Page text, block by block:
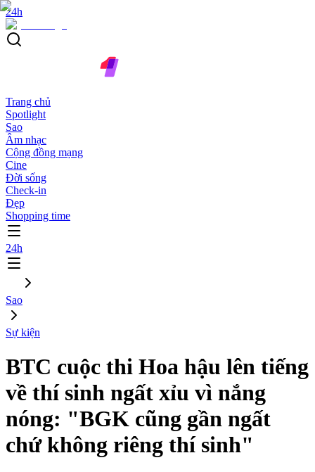
24h
Trang chủ
Spotlight
Sao
Âm nhạc
Cộng đồng mạng
Cine
Đời sống
Check-in
Đẹp
Shopping time
24h
Sao
Sự kiện
BTC cuộc thi Hoa hậu lên tiếng
về thí sinh ngất xỉu vì nắng
nóng: "BGK cũng gần ngất
chứ không riêng thí sinh"